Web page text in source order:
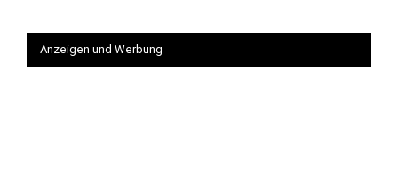
Anzeigen und Werbung